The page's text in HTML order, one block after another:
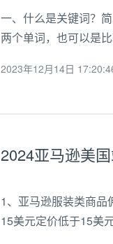
一、什么是关键词？
两个单词，也可以是
择较长尾或者长尾+短
2023年12月14日
2024亚马逊美
1、亚马逊服装类商
15美元定价低于15美